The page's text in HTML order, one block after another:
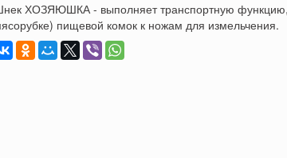
ХОЗЯЮШКА - выполняет транспортную функцию,
пищевой комок к ножам для измельчения.